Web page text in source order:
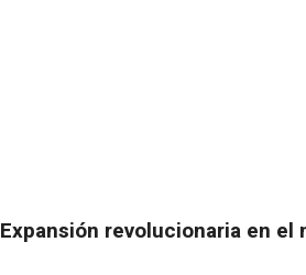
Expansión revolucionaria en